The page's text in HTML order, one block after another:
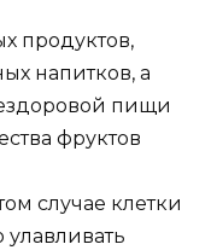
продуктов,
напитков, а
пищи
фруктов
случае клетки